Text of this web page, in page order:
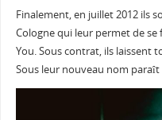
Finalement, en juillet 2012 ils
Cologne qui leur permet de se
You. Sous contrat, ils laissent
Sous leur nouveau nom paraît